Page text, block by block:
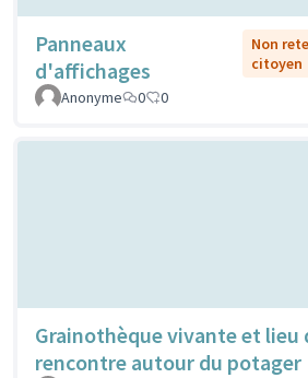
Panneaux
d'affichages
Non
citoyen
Anonyme
0 0
Grainothèque vivante et lieu
rencontre autour du potager